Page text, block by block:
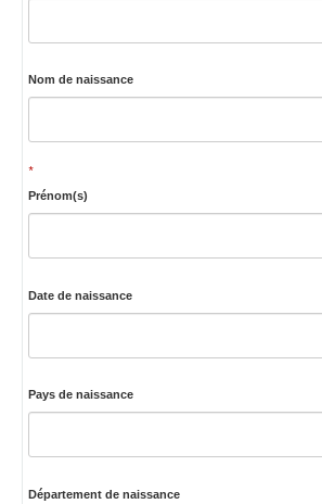
Nom de naissance
*
Prénom(s)
Date de naissance
Pays de naissance
Département de naissance